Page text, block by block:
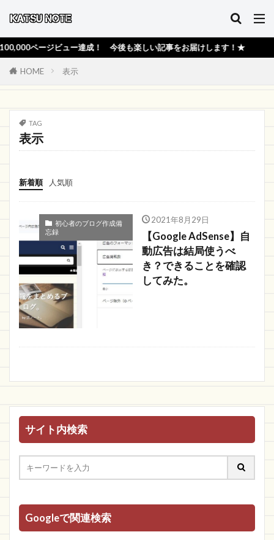
ページビュー達成！ 今後も楽しい記事をお届けします！★
HOME 表示
TAG
表示
新着順 人気順
初心者のブログ作成備
忘録
2021年8月29日
【Google AdSense】自
動広告は結局使うべ
き？できることを確認
してみた。
サイト内検索
Googleで関連検索